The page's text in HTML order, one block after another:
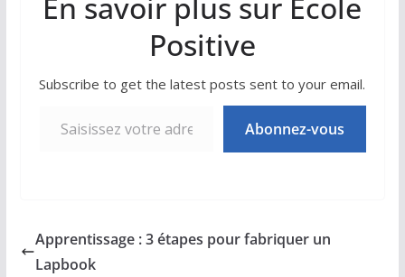
Positive
Subscribe to get the latest posts sent to your email.
Abonnez-vous
Apprentissage : 3 étapes pour fabriquer un
Lapbook